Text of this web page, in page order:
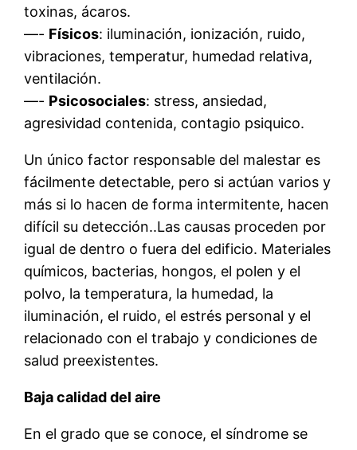
toxinas, ácaros.
—- Físicos: iluminación, ionización, ruido,
vibraciones, temperatur, humedad relativa,
ventilación.
—- Psicosociales: stress, ansiedad,
agresividad contenida, contagio psiquico.
Un único factor responsable del malestar es
fácilmente detectable, pero si actúan varios y
más si lo hacen de forma intermitente, hacen
difícil su detección..Las causas proceden por
igual de dentro o fuera del edificio. Materiales
químicos, bacterias, hongos, el polen y el
polvo, la temperatura, la humedad, la
iluminación, el ruido, el estrés personal y el
relacionado con el trabajo y condiciones de
salud preexistentes.
Baja calidad del aire
En el grado que se conoce, el síndrome se